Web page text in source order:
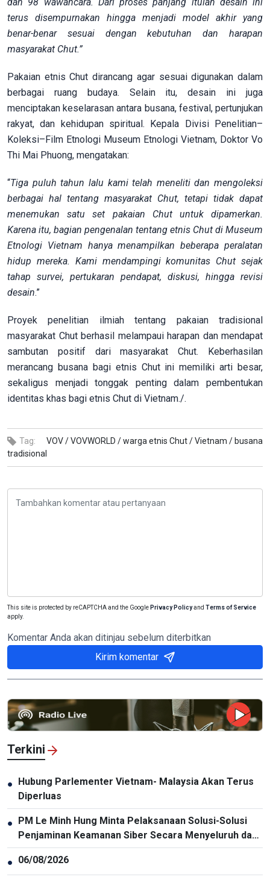
terus disempurnakan hingga menjadi model akhir yang
benar-benar sesuai dengan kebutuhan dan harapan
masyarakat Chut.”
Pakaian etnis Chut dirancang agar sesuai digunakan dalam
berbagai ruang budaya. Selain itu, desain ini juga
menciptakan keselarasan antara busana, festival, pertunjukan
rakyat, dan kehidupan spiritual. Kepala Divisi Penelitian–
Koleksi–Film Etnologi Museum Etnologi Vietnam, Doktor Vo
Thi Mai Phuong, mengatakan:
“Tiga puluh tahun lalu kami telah meneliti dan mengoleksi
berbagai hal tentang masyarakat Chut, tetapi tidak dapat
menemukan satu set pakaian Chut untuk dipamerkan.
Karena itu, bagian pengenalan tentang etnis Chut di Museum
Etnologi Vietnam hanya menampilkan beberapa peralatan
hidup mereka. Kami mendampingi komunitas Chut sejak
tahap survei, pertukaran pendapat, diskusi, hingga revisi
desain.”
Proyek penelitian ilmiah tentang pakaian tradisional
masyarakat Chut berhasil melampaui harapan dan mendapat
sambutan positif dari masyarakat Chut. Keberhasilan
merancang busana bagi etnis Chut ini memiliki arti besar,
sekaligus menjadi tonggak penting dalam pembentukan
identitas khas bagi etnis Chut di Vietnam./.
Tag: VOV /VOVWORLD /warga etnis Chut /Vietnam /busana
tradisional
This site is protected by reCAPTCHA and the Google Privacy Policyand Terms of Service
apply.
Komentar Anda akan ditinjau sebelum diterbitkan
Kirim komentar
Terkini
● Hubung Parlementer Vietnam- Malaysia Akan Terus
Diperluas
● PM Le Minh Hung Minta Pelaksanaan Solusi-Solusi
Penjaminan Keamanan Siber Secara Menyeluruh dan
Sinkron
● 06/08/2026